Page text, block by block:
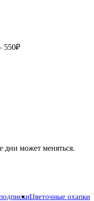
550₽
дни может меняться.
Цветочные охапки